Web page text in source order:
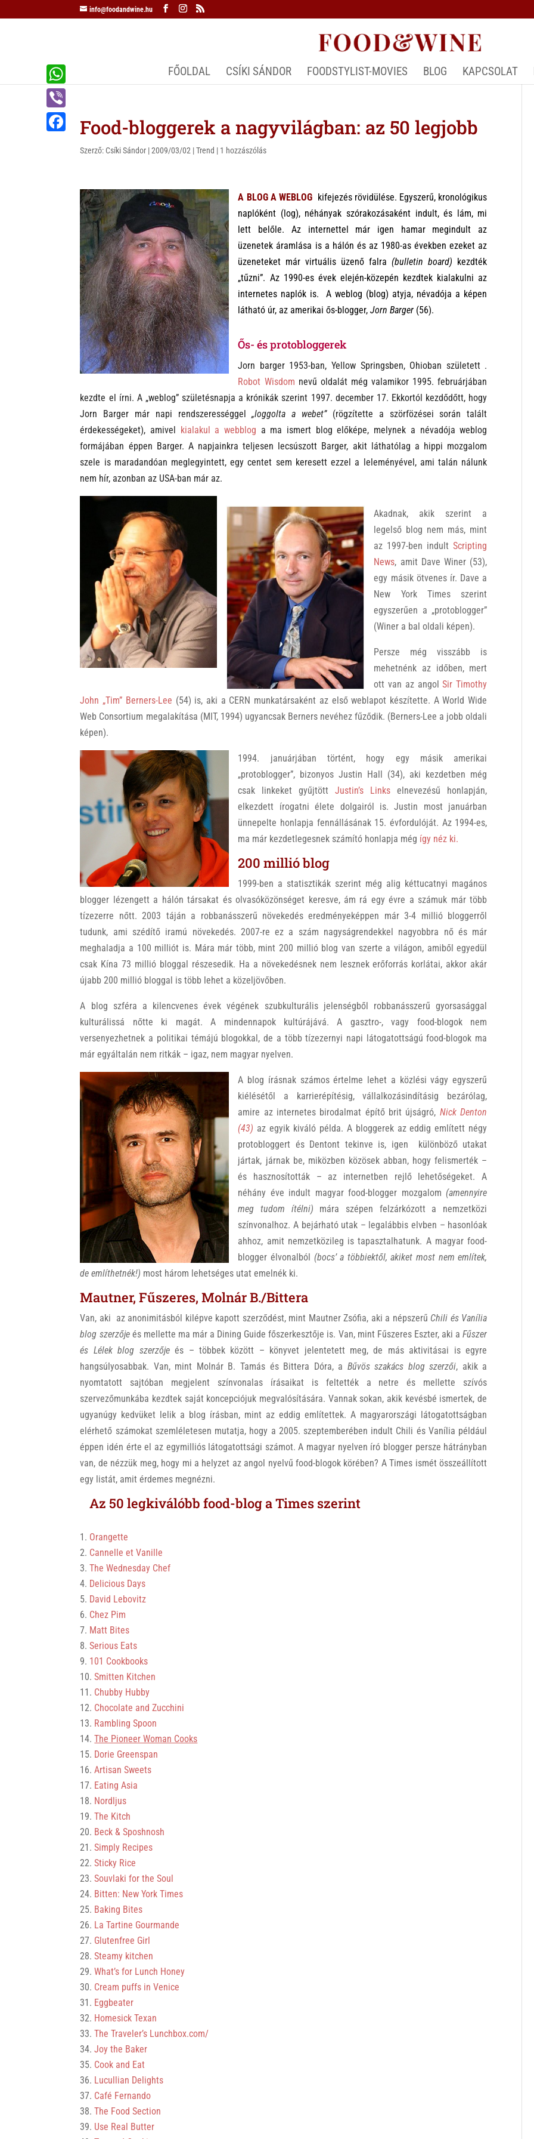
info@foodandwine.hu
FŐOLDAL CSÍKI SÁNDOR FOODSTYLIST-MOVIES BLOG KAPCSOLAT
Food-bloggerek a nagyvilágban: az 50 legjobb
Szerző: Csíki Sándor |2009/03/02 |Trend | 1 hozzászólás
A BLOG A WEBLOG kifejezés rövidülése. Egyszerű, kronológikus
naplóként (log), néhányak szórakozásaként indult, és lám, mi
lett belőle. Az internettel már igen hamar megindult az
üzenetek áramlása is a hálón és az 1980-as években ezeket az
üzeneteket már virtuális üzenő falra(bulletin board) kezdték
„tűzni”. Az 1990-es évek elején-közepén kezdtek kialakulni az
internetes naplók is. A weblog (blog) atyja, névadója a képen
látható úr, az amerikai ős-blogger,Jorn Barger (56).
Ős- és protobloggerek
Jorn barger 1953-ban, Yellow Springsben, Ohioban született .
Robot Wisdom nevű oldalát még valamikor 1995. februárjában
kezdte el írni. A „weblog” születésnapja a krónikák szerint 1997. december 17. Ekkortól kezdődőtt, hogy
Jorn Barger már napi rendszerességgel„loggolta a webet”(rögzítette a szörfözései során talált
érdekességeket), amivel kialakul a webblog a ma ismert blog előképe, melynek a névadója weblog
formájában éppen Barger. A napjainkra teljesen lecsúszott Barger, akit láthatólag a hippi mozgalom
szele is maradandóan meglegyintett, egy centet sem keresett ezzel a leleményével, ami talán nálunk
nem hír, azonban az USA-ban már az.
Akadnak, akik szerint a
legelső blog nem más, mint
az 1997-ben indultScripting
News, amit Dave Winer (53),
egy másik ötvenes ír. Dave a
New York Times szerint
egyszerűen a „protoblogger”
(Winer a bal oldali képen).
Persze még visszább is
mehetnénk az időben, mert
ott van az angolSir Timothy
John „Tim” Berners-Lee (54) is, aki a CERN munkatársaként az első weblapot készítette. A World Wide
Web Consortium megalakítása (MIT, 1994) ugyancsak Berners nevéhez fűződik. (Berners-Lee a jobb oldali
képen).
1994. januárjában történt, hogy egy másik amerikai
„protoblogger”, bizonyos Justin Hall (34), aki kezdetben még
csak linkeket gyűjtöttJustin’s Linkselnevezésű honlapján,
elkezdett írogatni élete dolgairól is. Justin most januárban
ünnepelte honlapja fennállásának 15. évfordulóját. Az 1994-es,
ma már kezdetlegesnek számító honlapja még így néz ki.
200 millió blog
1999-ben a statisztikák szerint még alig kéttucatnyi magános
blogger lézengett a hálón társakat és olvasóközönséget keresve, ám rá egy évre a számuk már több
tízezerre nőtt. 2003 táján a robbanásszerű növekedés eredményeképpen már 3-4 millió bloggerről
tudunk, ami szédítő iramú növekedés. 2007-re ez a szám nagyságrendekkel nagyobbra nő és már
meghaladja a 100 milliót is. Mára már több, mint 200 millió blog van szerte a világon, amiből egyedül
csak Kína 73 millió bloggal részesedik. Ha a növekedésnek nem lesznek erőforrás korlátai, akkor akár
újabb 200 millió bloggal is több lehet a közeljövőben.
A blog szféra a kilencvenes évek végének szubkulturális jelenségből robbanásszerű gyorsasággal
kulturálissá nőtte ki magát. A mindennapok kultúrájává. A gasztro-, vagy food-blogok nem
versenyezhetnek a politikai témájú blogokkal, de a több tízezernyi napi látogatottságú food-blogok ma
már egyáltalán nem ritkák – igaz, nem magyar nyelven.
A blog írásnak számos értelme lehet a közlési vágy egyszerű
kiélésétől a karrierépítésig, vállalkozásindításig bezárólag,
amire az internetes birodalmat építő brit újságró, Nick Denton
(43) az egyik kiváló példa. A bloggerek az eddig említett négy
protobloggert és Dentont tekinve is, igen különböző utakat
jártak, járnak be, miközben közösek abban, hogy felismerték –
és hasznosították – az internetben rejlő lehetőségeket. A
néhány éve indult magyar food-blogger mozgalom (amennyire
meg tudom ítélni) mára szépen felzárkózott a nemzetközi
színvonalhoz. A bejárható utak – legalábbis elvben – hasonlóak
ahhoz, amit nemzetközileg is tapasztalhatunk. A magyar food-
blogger élvonalból (bocs’ a többiektől, akiket most nem említek,
de említhetnék!) most három lehetséges utat emelnék ki.
Mautner, Fűszeres, Molnár B./Bittera
Van, aki az anonimitásból kilépve kapott szerződést, mint Mautner Zsófia, aki a népszerű Chili és Vanília
blog szerzője és mellette ma már a Dining Guide főszerkesztője is. Van, mint Fűszeres Eszter, aki a Fűszer
és Lélek blog szerzőjeés – többek között – könyvet jelentetett meg, de más aktivitásai is egyre
hangsúlyosabbak. Van, mint Molnár B. Tamás és Bittera Dóra, a Bűvös szakács blog szerzői, akik a
nyomtatott sajtóban megjelent színvonalas írásaikat is feltették a netre és mellette szívós
szervezőmunkába kezdtek saját koncepciójuk megvalósítására. Vannak sokan, akik kevésbé ismertek, de
ugyanúgy kedvüket lelik a blog írásban, mint az eddig említettek. A magyarországi látogatottságban
elérhető számokat szemléletesen mutatja, hogy a 2005. szeptemberében indult Chili és Vanília például
éppen idén érte el az egymilliós látogatottsági számot. A magyar nyelven író blogger persze hátrányban
van, de nézzük meg, hogy mi a helyzet az angol nyelvű food-blogok körében? A Times ismét összeállított
egy listát, amit érdemes megnézni.
Az 50 legkiválóbb food-blog a Times szerint
Orangette
Cannelle et Vanille
The Wednesday Chef
Delicious Days
David Lebovitz
Chez Pim
Matt Bites
Serious Eats
101 Cookbooks
Smitten Kitchen
Chubby Hubby
Chocolate and Zucchini
Rambling Spoon
The Pioneer Woman Cooks
Dorie Greenspan
Artisan Sweets
Eating Asia
Nordljus
The Kitch
Beck & Sposhnosh
Simply Recipes
Sticky Rice
Souvlaki for the Soul
Bitten: New York Times
Baking Bites
La Tartine Gourmande
Glutenfree Girl
Steamy kitchen
What’s for Lunch Honey
Cream puffs in Venice
Eggbeater
Homesick Texan
The Traveler’s Lunchbox.com/
Joy the Baker
Cook and Eat
Lucullian Delights
Café Fernando
The Food Section
Use Real Butter
W
h
a
V